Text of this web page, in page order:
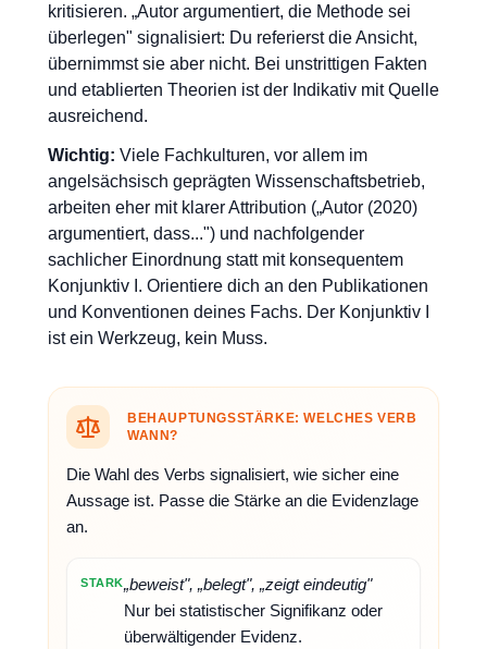
kritisieren. „Autor argumentiert, die Methode sei
überlegen" signalisiert: Du referierst die Ansicht,
übernimmst sie aber nicht. Bei unstrittigen Fakten
und etablierten Theorien ist der Indikativ mit Quelle
ausreichend.
Wichtig: Viele Fachkulturen, vor allem im
angelsächsisch geprägten Wissenschaftsbetrieb,
arbeiten eher mit klarer Attribution („Autor (2020)
argumentiert, dass...") und nachfolgender
sachlicher Einordnung statt mit konsequentem
Konjunktiv I. Orientiere dich an den Publikationen
und Konventionen deines Fachs. Der Konjunktiv I
ist ein Werkzeug, kein Muss.
BEHAUPTUNGSSTÄRKE: WELCHES VERB
WANN?
Die Wahl des Verbs signalisiert, wie sicher eine
Aussage ist. Passe die Stärke an die Evidenzlage
an.
STARK„beweist", „belegt", „zeigt eindeutig"
Nur bei statistischer Signifikanz oder
überwältigender Evidenz.